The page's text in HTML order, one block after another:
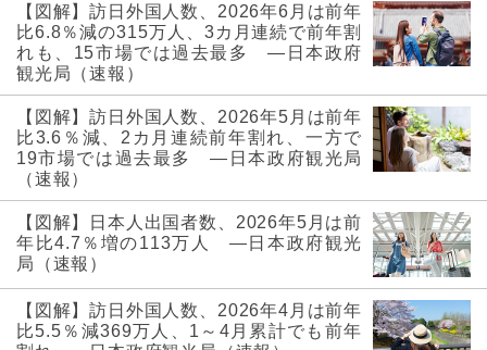
【図解】訪日外国人数、2026年6月は前年
比6.8％減の315万人、3カ月連続で前年割
れも、15市場では過去最多 ―日本政府
観光局（速報）
【図解】訪日外国人数、2026年5月は前年
比3.6％減、2カ月連続前年割れ、一方で
19市場では過去最多 ―日本政府観光局
（速報）
【図解】日本人出国者数、2026年5月は前
年比4.7％増の113万人 ―日本政府観光
局（速報）
【図解】訪日外国人数、2026年4月は前年
比5.5％減369万人、1～4月累計でも前年